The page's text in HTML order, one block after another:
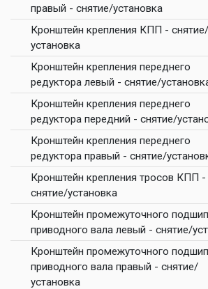
правый - снятие/установка
Кронштейн крепления КПП - снятие/
установка
Кронштейн крепления переднего
редуктора левый - снятие/
Кронштейн крепления переднего
редуктора передний - снятие/
Кронштейн крепления переднего
редуктора правый - снятие/
Кронштейн крепления тросов КПП -
снятие/установка
Кронштейн промежуточного
приводного вала левый - снятие/
Кронштейн промежуточного
приводного вала правый - снятие/
установка